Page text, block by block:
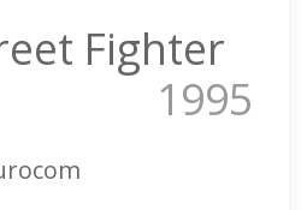
Fighter
1995